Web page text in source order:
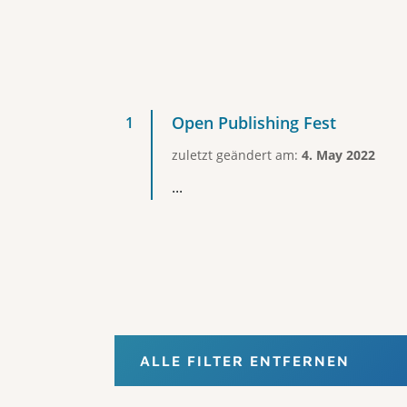
Open Publishing Fest
zuletzt geändert am: 4. May 2022
...
ALLE FILTER ENTFERNEN